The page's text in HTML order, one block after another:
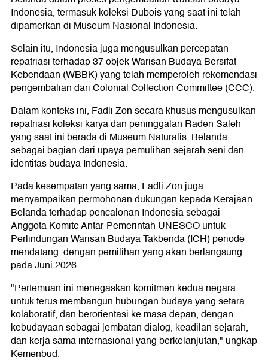
Indonesia, termasuk koleksi Dubois yang saat ini telah
dipamerkan di Museum Nasional Indonesia.
Selain itu, Indonesia juga mengusulkan percepatan
repatriasi terhadap 37 objek Warisan Budaya Bersifat
Kebendaan (WBBK) yang telah memperoleh rekomendasi
pengembalian dari Colonial Collection Committee (CCC).
Dalam konteks ini, Fadli Zon secara khusus mengusulkan
repatriasi koleksi karya dan peninggalan Raden Saleh
yang saat ini berada di Museum Naturalis, Belanda,
sebagai bagian dari upaya pemulihan sejarah seni dan
identitas budaya Indonesia.
Pada kesempatan yang sama, Fadli Zon juga
menyampaikan permohonan dukungan kepada Kerajaan
Belanda terhadap pencalonan Indonesia sebagai
Anggota Komite Antar-Pemerintah UNESCO untuk
Perlindungan Warisan Budaya Takbenda (ICH) periode
mendatang, dengan pemilihan yang akan berlangsung
pada Juni 2026.
"Pertemuan ini menegaskan komitmen kedua negara
untuk terus membangun hubungan budaya yang setara,
kolaboratif, dan berorientasi ke masa depan, dengan
kebudayaan sebagai jembatan dialog, keadilan sejarah,
dan kerja sama internasional yang berkelanjutan," ungkap
Kemenbud.